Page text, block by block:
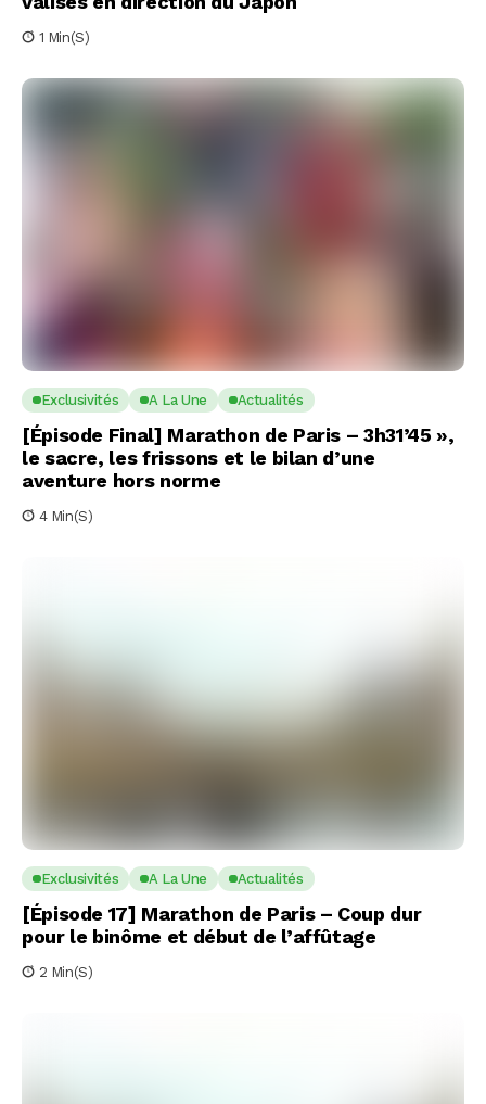
1 Min(s)
Exclusivités A La Une Actualités
[Épisode Final] Marathon de Paris – 3h31’45 »,
le sacre, les frissons et le bilan d’une
aventure hors norme
4 Min(s)
Exclusivités A La Une Actualités
[Épisode 17] Marathon de Paris – Coup dur
pour le binôme et début de l’affûtage
2 Min(s)